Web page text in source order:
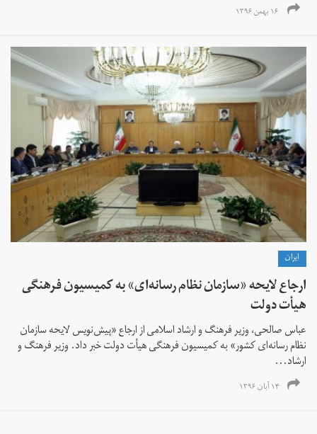
۱۶ بهمن ۱۳۹۶
ايران
ارجاع لایحه «سازمان نظام رسانه‌ای» به کمیسیون فرهنگی
هیأت دولت
عباس صالحی، وزیر فرهنگ و ارشاد اسلامی از ارجاع «پیش‌نویس لایحه سازمان
نظام رسانه‌ای کشور» به کمیسیون فرهنگی هیأت دولت خبر داد. وزیر فرهنگ و
ارشاد...
۱۴ آبان ۱۳۹۶